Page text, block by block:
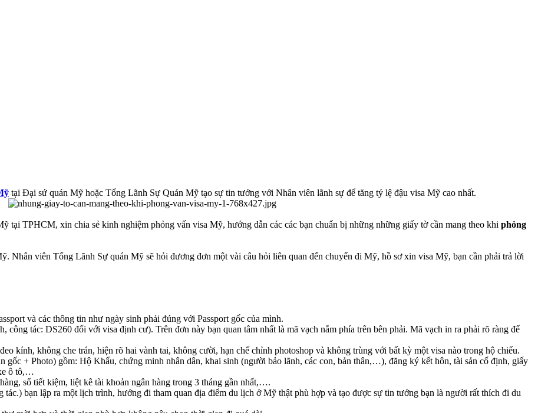
tại Đại sứ quán Mỹ hoặc Tổng Lãnh Sự Quán Mỹ tạo sự tin tưởng với Nhân viên lãnh sự để tăng tỷ lệ đậu visa Mỹ cao nhất.
tại TPHCM, xin chia sẻ kinh nghiệm phỏng vấn visa Mỹ, hướng dẫn các các bạn chuẩn bị những những giấy tờ cần mang theo khi phỏng
Nhân viên Tổng Lãnh Sự quán Mỹ sẽ hỏi đương đơn một vài câu hỏi liên quan đến chuyến đi Mỹ, hồ sơ xin visa Mỹ, bạn cần phải trả lời
và các thông tin như ngày sinh phải đúng với Passport gốc của mình.
tác: DS260 đối với visa định cư). Trên đơn này bạn quan tâm nhất là mã vạch nằm phía trên bên phải. Mã vạch in ra phải rõ ràng để
kính, không che trán, hiện rõ hai vành tai, không cười, hạn chế chỉnh photoshop và không trùng với bất kỳ một visa nào trong hộ chiếu.
gốc + Photo) gồm: Hộ Khẩu, chứng minh nhân dân, khai sinh (người bảo lãnh, các con, bản thân,…), đăng ký kết hôn, tài sản cố định, giấy
ô tô,…
sổ tiết kiệm, liệt kê tài khoản ngân hàng trong 3 tháng gần nhất,….
bạn lập ra một lịch trình, hướng đi tham quan địa điểm du lịch ở Mỹ thật phù hợp và tạo được sự tin tưởng bạn là người rất thích đi du